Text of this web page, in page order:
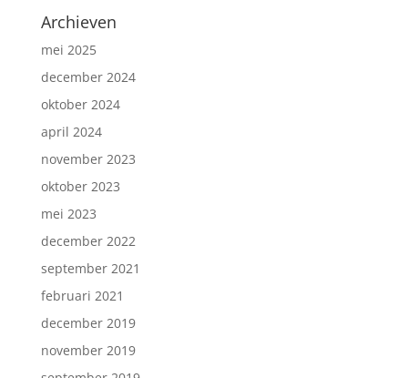
Archieven
mei 2025
december 2024
oktober 2024
april 2024
november 2023
oktober 2023
mei 2023
december 2022
september 2021
februari 2021
december 2019
november 2019